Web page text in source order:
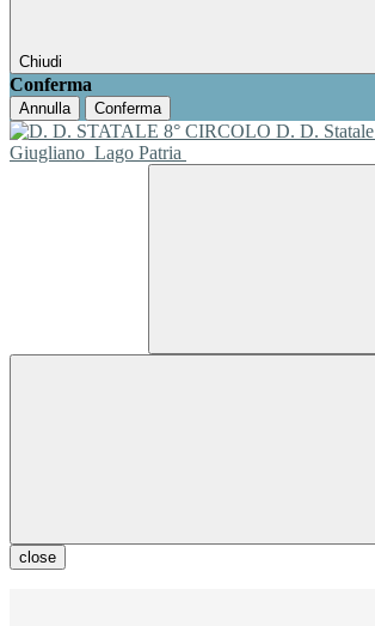
Chiudi
Conferma
Annulla Conferma
D. D. Statale
Giugliano Lago Patria
close